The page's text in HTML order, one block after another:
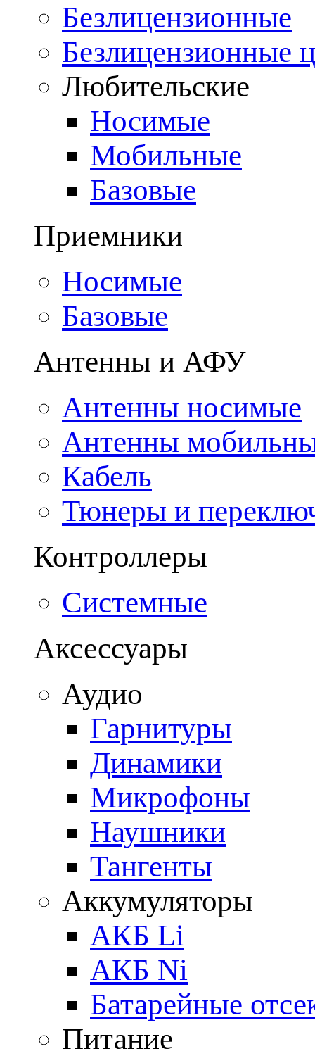
Безлицензионные
Безлицензионные
Любительские
Носимые
Мобильные
Базовые
Приемники
Носимые
Базовые
Антенны и АФУ
Антенны носимые
Антенны
Кабель
Тюнеры и
Контроллеры
Системные
Аксессуары
Аудио
Гарнитуры
Динамики
Микрофоны
Наушники
Тангенты
Аккумуляторы
АКБ Li
АКБ Ni
Батарейные
Питание